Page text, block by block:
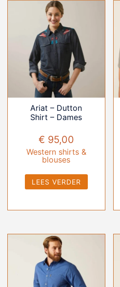
Ariat – Dutton
Shirt – Dames
€ 95,00
Western shirts &
blouses
LEES VERDER